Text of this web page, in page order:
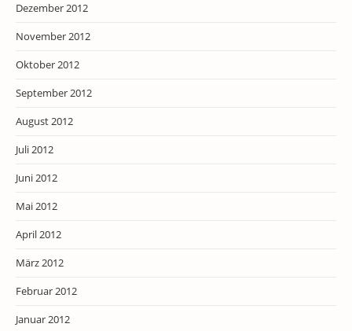
Dezember 2012
November 2012
Oktober 2012
September 2012
August 2012
Juli 2012
Juni 2012
Mai 2012
April 2012
März 2012
Februar 2012
Januar 2012